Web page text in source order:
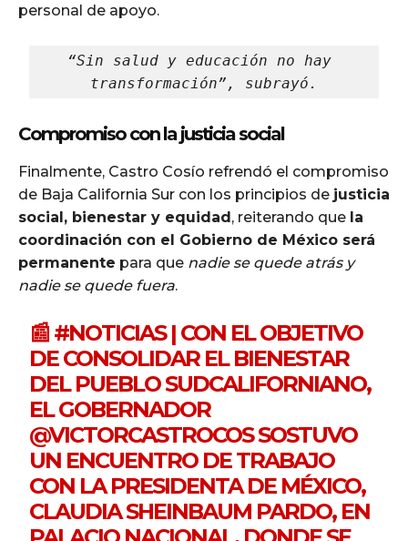
personal de apoyo.
“Sin salud y educación no hay
transformación”, subrayó.
Compromiso con la justicia social
Finalmente, Castro Cosío refrendó el compromiso
de Baja California Sur con los principios de justicia
social, bienestar y equidad, reiterando que la
coordinación con el Gobierno de México será
permanente para que nadie se quede atrás y
nadie se quede fuera.
📰 #NOTICIAS| CON EL OBJETIVO
DE CONSOLIDAR EL BIENESTAR
DEL PUEBLO SUDCALIFORNIANO,
EL GOBERNADOR
@VICTORCASTROCOSSOSTUVO
UN ENCUENTRO DE TRABAJO
CON LA PRESIDENTA DE MÉXICO,
CLAUDIA SHEINBAUM PARDO, EN